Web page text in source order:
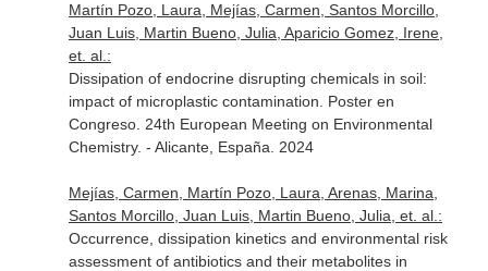
Martín Pozo, Laura, Mejías, Carmen, Santos Morcillo,
Juan Luis, Martin Bueno, Julia, Aparicio Gomez, Irene,
et. al.:
Dissipation of endocrine disrupting chemicals in soil:
impact of microplastic contamination. Poster en
Congreso. 24th European Meeting on Environmental
Chemistry. - Alicante, España. 2024
Mejías, Carmen, Martín Pozo, Laura, Arenas, Marina,
Santos Morcillo, Juan Luis, Martin Bueno, Julia, et. al.:
Occurrence, dissipation kinetics and environmental risk
assessment of antibiotics and their metabolites in